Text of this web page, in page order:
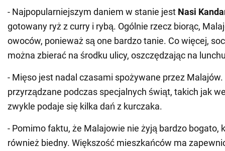
- Najpopularniejszym daniem w stanie jest Nasi
gotowany ryż z curry i rybą. Ogólnie rzecz biorąc,
owoców, ponieważ są one bardzo tanie. Co więcej,
można zbierać na środku ulicy, oszczędzając na
- Mięso jest nadal czasami spożywane przez
przyrządzane podczas specjalnych świąt, takich jak
zwykle podaje się kilka dań z kurczaka.
- Pomimo faktu, że Malajowie nie żyją bardzo bogato,
również biedny. Większość mieszkańców ma